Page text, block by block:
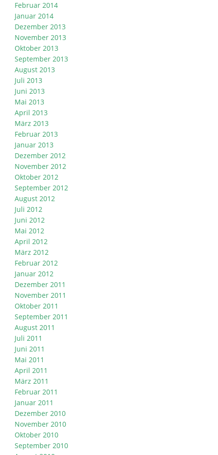
Februar 2014
Januar 2014
Dezember 2013
November 2013
Oktober 2013
September 2013
August 2013
Juli 2013
Juni 2013
Mai 2013
April 2013
März 2013
Februar 2013
Januar 2013
Dezember 2012
November 2012
Oktober 2012
September 2012
August 2012
Juli 2012
Juni 2012
Mai 2012
April 2012
März 2012
Februar 2012
Januar 2012
Dezember 2011
November 2011
Oktober 2011
September 2011
August 2011
Juli 2011
Juni 2011
Mai 2011
April 2011
März 2011
Februar 2011
Januar 2011
Dezember 2010
November 2010
Oktober 2010
September 2010